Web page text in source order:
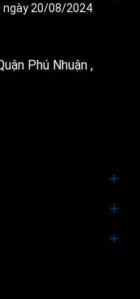
ngày 20/08/2024
Phú Nhuận ,